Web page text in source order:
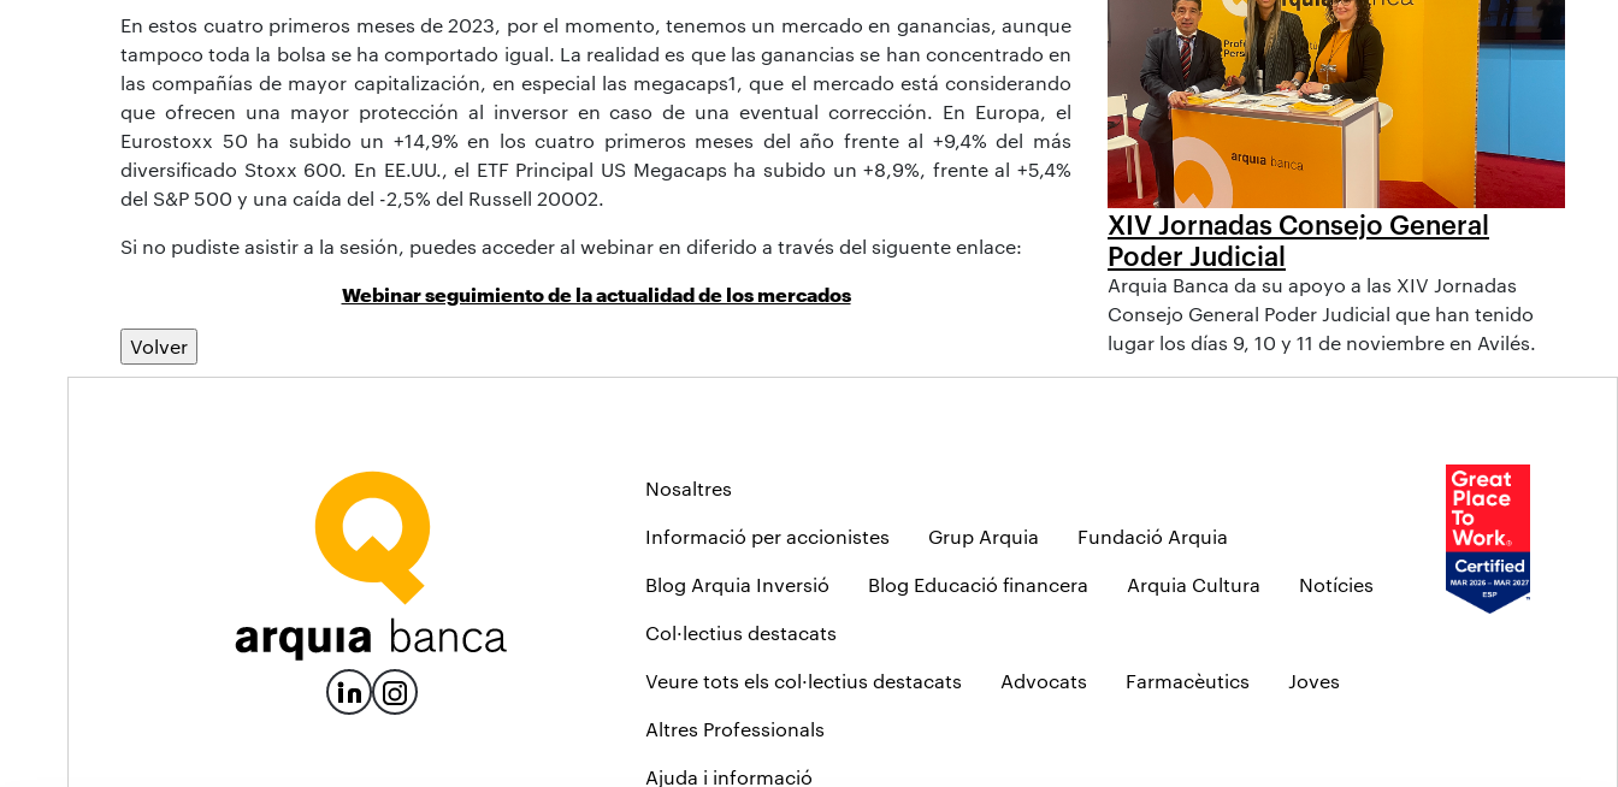
En estos cuatro primeros meses de 2023, por el momento, tenemos un mercado en ganancias, aunque
tampoco toda la bolsa se ha comportado igual. La realidad es que las ganancias se han concentrado en
las compañías de mayor capitalización, en especial las megacaps1, que el mercado está considerando
que ofrecen una mayor protección al inversor en caso de una eventual corrección. En Europa, el
Eurostoxx 50 ha subido un +14,9% en los cuatro primeros meses del año frente al +9,4% del más
diversificado Stoxx 600. En EE.UU., el ETF Principal US Megacaps ha subido un +8,9%, frente al +5,4%
del S&P 500 y una caída del -2,5% del Russell 20002.
Si no pudiste asistir a la sesión, puedes acceder al webinar en diferido a través del siguente enlace:
Webinar seguimiento de la actualidad de los mercados
Volver
XIV Jornadas Consejo General
Poder Judicial
Arquia Banca da su apoyo a las XIV Jornadas
Consejo General Poder Judicial que han tenido
lugar los días 9, 10 y 11 de noviembre en Avilés.
Nosaltres
Informació per accionistes Grup Arquia Fundació Arquia
Blog Arquia Inversió Blog Educació financera Arquia Cultura Notícies
Col·lectius destacats
Veure tots els col·lectius destacats Advocats Farmacèutics Joves
Altres Professionals
Ajuda i informació